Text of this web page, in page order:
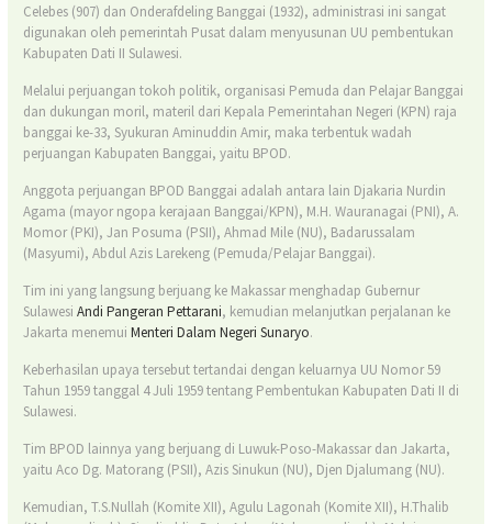
Celebes (907) dan Onderafdeling Banggai (1932), administrasi ini sangat
digunakan oleh pemerintah Pusat dalam menyusunan UU pembentukan
Kabupaten Dati II Sulawesi.
Melalui perjuangan tokoh politik, organisasi Pemuda dan Pelajar Banggai
dan dukungan moril, materil dari Kepala Pemerintahan Negeri (KPN) raja
banggai ke-33, Syukuran Aminuddin Amir, maka terbentuk wadah
perjuangan Kabupaten Banggai, yaitu BPOD.
Anggota perjuangan BPOD Banggai adalah antara lain Djakaria Nurdin
Agama (mayor ngopa kerajaan Banggai/KPN), M.H. Wauranagai (PNI), A.
Momor (PKI), Jan Posuma (PSII), Ahmad Mile (NU), Badarussalam
(Masyumi), Abdul Azis Larekeng (Pemuda/Pelajar Banggai).
Tim ini yang langsung berjuang ke Makassar menghadap Gubernur
Sulawesi Andi Pangeran Pettarani, kemudian melanjutkan perjalanan ke
Jakarta menemui Menteri Dalam Negeri Sunaryo.
Keberhasilan upaya tersebut tertandai dengan keluarnya UU Nomor 59
Tahun 1959 tanggal 4 Juli 1959 tentang Pembentukan Kabupaten Dati II di
Sulawesi.
Tim BPOD lainnya yang berjuang di Luwuk-Poso-Makassar dan Jakarta,
yaitu Aco Dg. Matorang (PSII), Azis Sinukun (NU), Djen Djalumang (NU).
Kemudian, T.S.Nullah (Komite XII), Agulu Lagonah (Komite XII), H.Thalib